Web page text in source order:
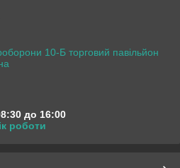
10-Б торговий павільйон
до 16:00
роботи